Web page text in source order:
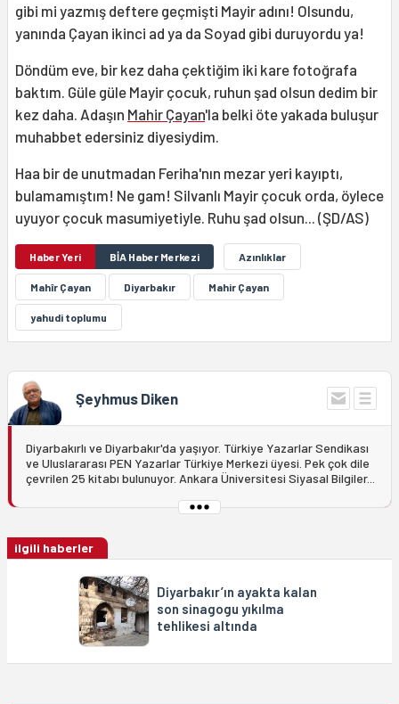
gibi mi yazmış deftere geçmişti Mayir adını! Olsundu,
yanında Çayan ikinci ad ya da Soyad gibi duruyordu ya!
Döndüm eve, bir kez daha çektiğim iki kare fotoğrafa
baktım. Güle güle Mayir çocuk, ruhun şad olsun dedim bir
kez daha. Adaşın Mahir Çayan'la belki öte yakada buluşur
muhabbet edersiniz diyesiydim.
Haa bir de unutmadan Feriha'nın mezar yeri kayıptı,
bulamamıştım! Ne gam! Silvanlı Mayir çocuk orda, öylece
uyuyor çocuk masumiyetiyle. Ruhu şad olsun... (ŞD/AS)
Haber Yeri BİA Haber Merkezi Azınlıklar
Mahîr Çayan Diyarbakır Mahir Çayan
yahudi toplumu
Şeyhmus Diken
Diyarbakırlı ve Diyarbakır'da yaşıyor. Türkiye Yazarlar Sendikası
ve Uluslararası PEN Yazarlar Türkiye Merkezi üyesi. Pek çok dile
çevrilen 25 kitabı bulunuyor. Ankara Üniversitesi Siyasal Bilgiler...
ilgili haberler
Diyarbakır’ın ayakta kalan
son sinagogu yıkılma
tehlikesi altında